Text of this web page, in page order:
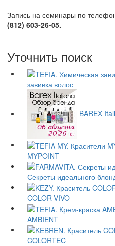
Запись на семинары по
(812) 603-26-05.
Уточнить поиск
завивка волос
BAREX
MYPOINT
Секреты идеального
COLOR VIVO
AMBIENT
COLORTEC